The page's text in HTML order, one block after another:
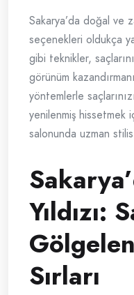
Sakarya’da doğal ve
seçenekleri oldukça
gibi teknikler,
görünüm
yöntemlerle
yenilenmiş hissetmek
salonunda uzman
Yıldızı:
Sırları